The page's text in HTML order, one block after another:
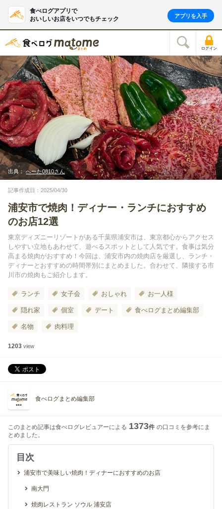
食べログアプリで
おいしいお店をいつでもチェック
アプリを入手
ログイン
出典：へーた0810さん
記事作成日：2025/04/30
浦安市で焼肉！ディナー・ランチにおすすめ
のお店12選
東京ディズニーリゾートがある千葉県浦安市は、東京都心からアクセス
しやすい立地もあわせて、遊べるスポットとして人気です。食事は気分
高まる焼肉がおすすめ！今回は、浦安市内の焼肉店を厳選し、ランチ・
ディナーとおすすめの時間帯別にまとめました。合わせて、隣接する市
川市の焼肉もご紹介します。
ランチ 女子会 おしゃれ お一人様
隠れ家 個室 デート 食べログまとめ編集部
名物 肉料理
1203 view
食べログまとめ編集部
このまとめ記事は食べログレビュアーによる 1373件 の口コミを参考にま
とめました。
目次
浦安市で美味しい焼肉！ディナーにおすすめのお店
南大門
焼肉レストラン ソウル 浦安店